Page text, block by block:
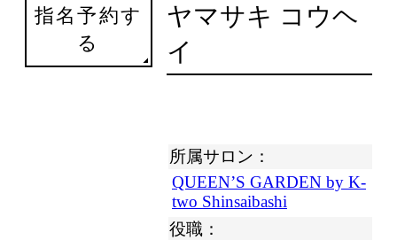
指名予約す
る
ヤマサキ コウヘ
イ
所属サロン：
QUEEN’S GARDEN by K-
two Shinsaibashi
役職：